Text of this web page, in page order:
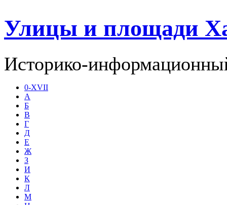
Улицы и площади
Историко-
0-XVII
А
Б
В
Г
Д
Е
Ж
З
И
К
Л
М